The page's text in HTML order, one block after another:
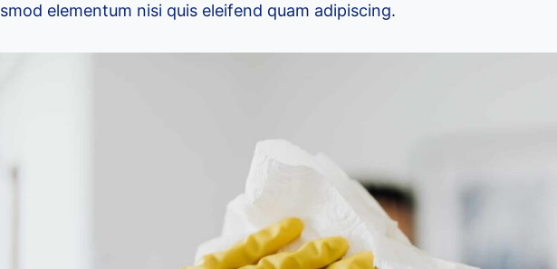
elementum nisi quis eleifend quam adipiscing.